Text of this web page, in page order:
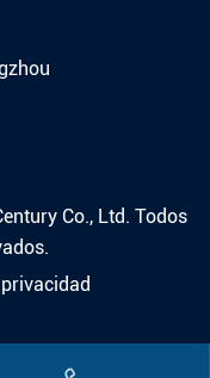
Co., Ltd. Todos